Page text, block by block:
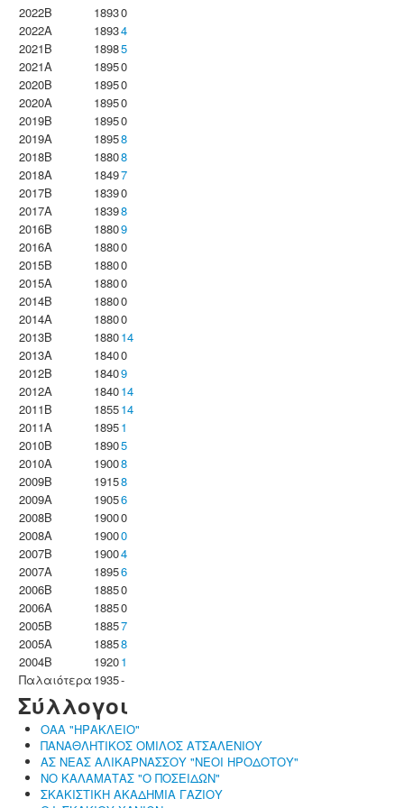
2022B
18930
2022A
18934
2021B
18985
2021A
18950
2020B
18950
2020A
18950
2019B
18950
2019A
18958
2018B
18808
2018A
18497
2017B
18390
2017A
18398
2016B
18809
2016A
18800
2015B
18800
2015A
18800
2014B
18800
2014A
18800
2013B
188014
2013A
18400
2012B
18409
2012A
184014
2011B
185514
2011A
18951
2010B
18905
2010A
19008
2009B
19158
2009A
19056
2008B
19000
2008A
19000
2007B
19004
2007A
18956
2006B
18850
2006A
18850
2005B
18857
2005A
18858
2004B
19201
Παλαιότερα 1935-
Σύλλογοι
ΟΑΑ "ΗΡΑΚΛΕΙΟ"
ΠΑΝΑΘΛΗΤΙΚΟΣ ΟΜΙΛΟΣ ΑΤΣΑΛΕΝΙΟΥ
ΑΣ ΝΕΑΣ ΑΛΙΚΑΡΝΑΣΣΟΥ "ΝΕΟΙ ΗΡΟΔΟΤΟΥ"
ΝΟ ΚΑΛΑΜΑΤΑΣ "Ο ΠΟΣΕΙΔΩΝ"
ΣΚΑΚΙΣΤΙΚΗ ΑΚΑΔΗΜΙΑ ΓΑΖΙΟΥ